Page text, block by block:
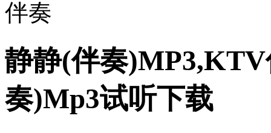
静静(伴奏
奏)Mp3试听下载